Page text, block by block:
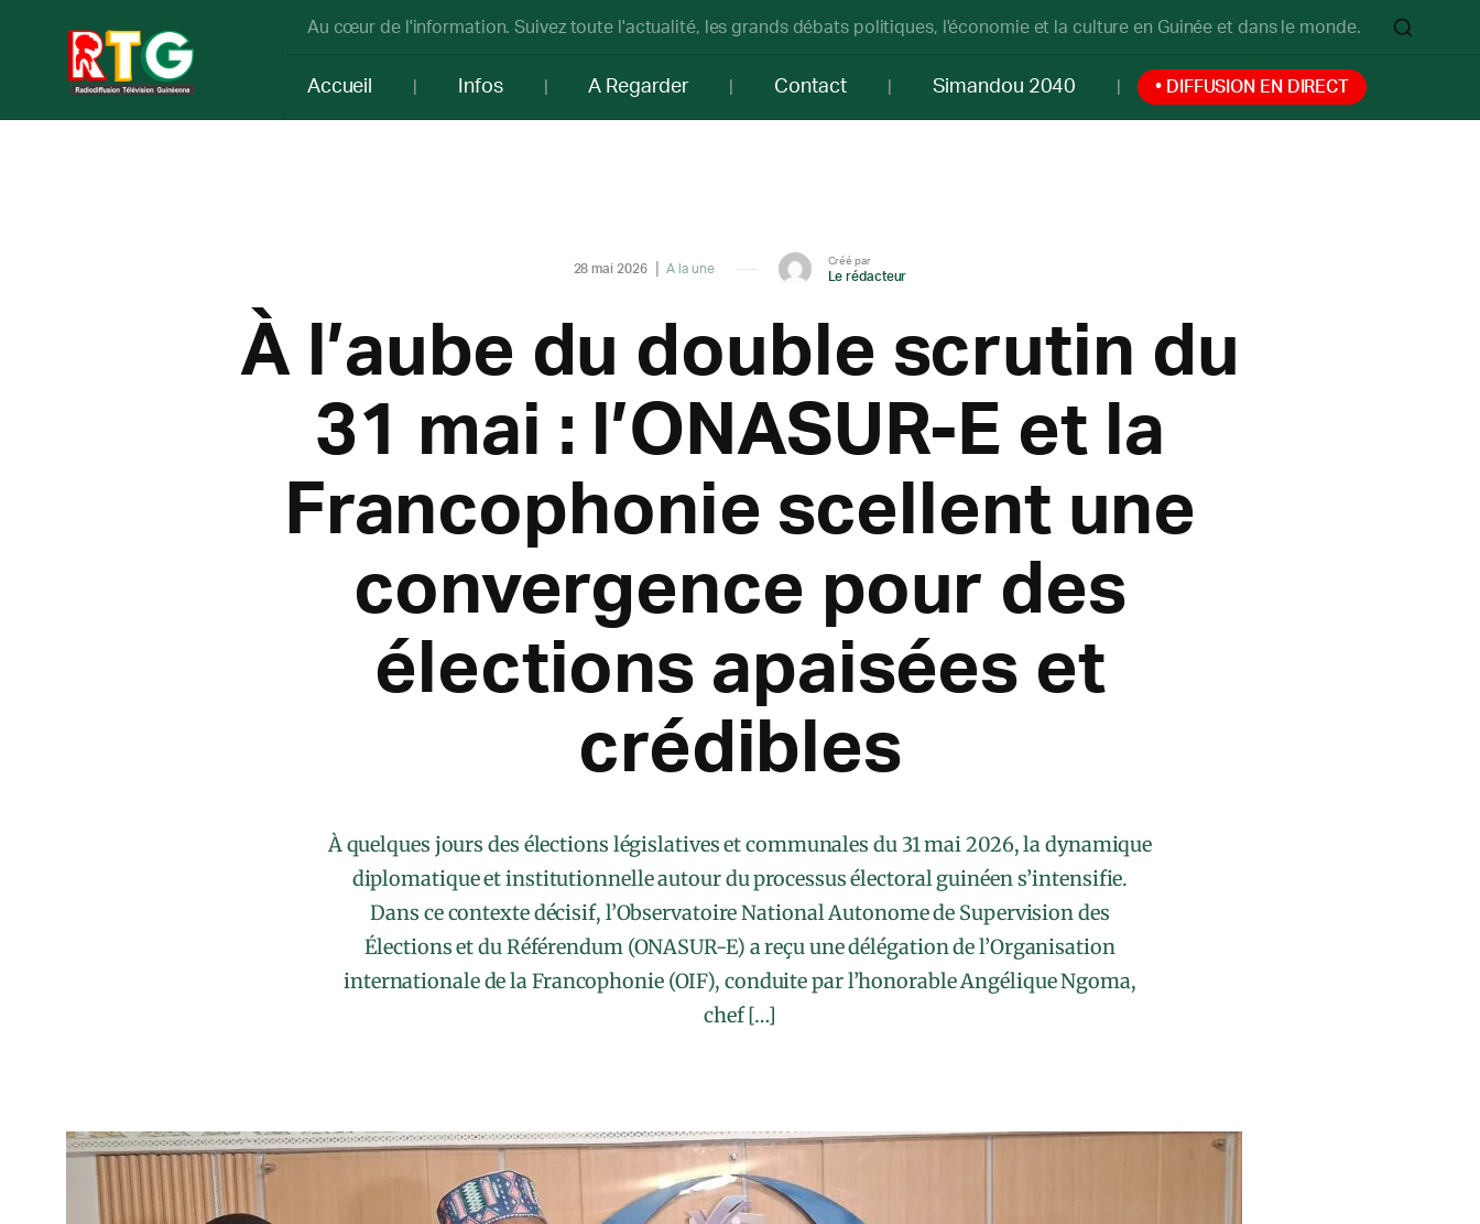
Au cœur de l'information. Suivez toute l'actualité, les grands débats politiques, l'économie et la culture en Guinée et dans le monde.
Accueil Infos A Regarder Contact Simandou 2040 • DIFFUSION EN DIRECT
28 mai 2026 A la une
Créé par
Le rédacteur
À l’aube du double scrutin du
31 mai : l’ONASUR-E et la
Francophonie scellent une
convergence pour des
élections apaisées et
crédibles
À quelques jours des élections législatives et communales du 31 mai 2026, la dynamique
diplomatique et institutionnelle autour du processus électoral guinéen s’intensifie.
Dans ce contexte décisif, l’Observatoire National Autonome de Supervision des
Élections et du Référendum (ONASUR-E) a reçu une délégation de l’Organisation
internationale de la Francophonie (OIF), conduite par l’honorable Angélique Ngoma,
chef […]